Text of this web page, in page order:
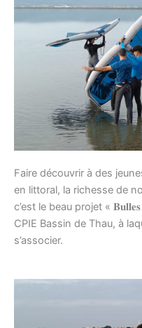
Faire découvrir à des
en littoral, la richesse de
c’est le beau projet «
CPIE Bassin de Thau, à
s’associer.